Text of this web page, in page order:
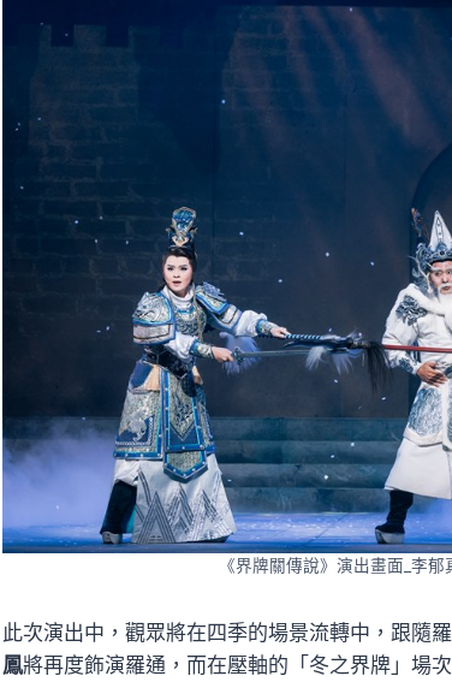
《界牌關傳說》演出畫面_李
此次演出中，觀眾將在四季的場景流轉中，跟隨
鳳將再度飾演羅通，而在壓軸的「冬之界牌」場